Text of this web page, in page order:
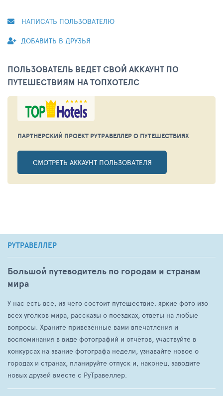
НАПИСАТЬ ПОЛЬЗОВАТЕЛЮ
ДОБАВИТЬ В ДРУЗЬЯ
ПОЛЬЗОВАТЕЛЬ ВЕДЕТ СВОЙ АККАУНТ ПО
ПУТЕШЕСТВИЯМ НА ТОПХОТЕЛС
ПАРТНЕРСКИЙ ПРОЕКТ РУТРАВЕЛЛЕРО ПУТЕШЕСТВИЯХ
СМОТРЕТЬ АККАУНТ ПОЛЬЗОВАТЕЛЯ
РУТРАВЕЛЛЕР
Большой путеводитель по городам и странам
мира
У нас есть всё, из чего состоит путешествие: яркие фото изо
всех уголков мира, рассказы о поездках, ответы на любые
вопросы. Храните привезённые вами впечатления и
воспоминания в виде фотографий и отчётов, участвуйте в
конкурсах на звание фотографа недели, узнавайте новое о
городах и странах, планируйте отпуск и, наконец, заводите
новых друзей вместе с РуТравеллер.